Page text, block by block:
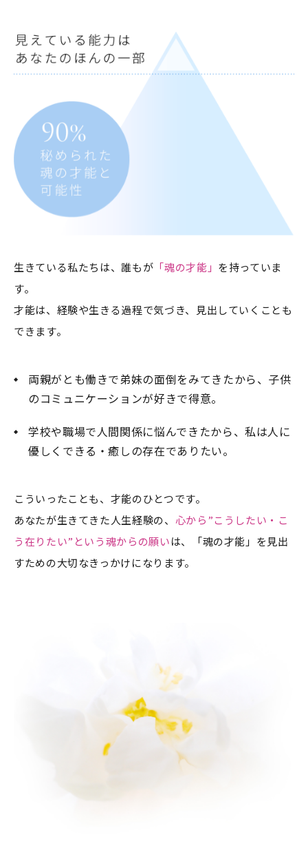
生きている私たちは、誰もが 「魂の才能」 を持っていま
す。
才能は、経験や生きる過程で気づき、見出していくことも
できます。
両親がとも働きで弟妹の面倒をみてきたから、子供
のコミュニケーションが好きで得意。
学校や職場で人間関係に悩んできたから、私は人に
優しくできる・癒しの存在でありたい。
こういったことも、才能のひとつです。
あなたが生きてきた人生経験の、 心から”こうしたい・こ
う在りたい”という魂からの願いは、「魂の才能」を見出
すための大切なきっかけになります。